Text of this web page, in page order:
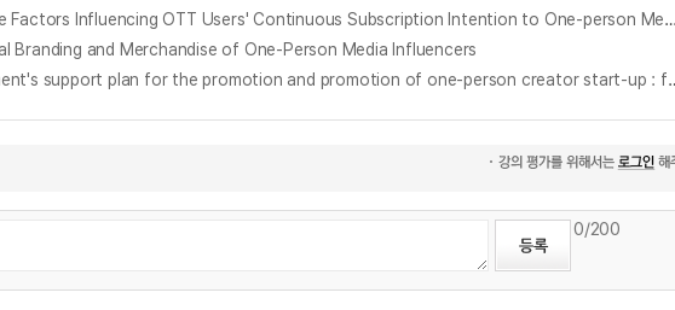
OTT 이용자 1인 미디어 지속 구독 의도에 미치는 영향 요인 연구 : 한국 유투브와 중국 빌리빌리 이용자를 중심으로 = A Study on the Factors Influencing
Branding and Merchandise of One-Person Media Influencers
1인 크리에이터 창업 촉진 및 육성을 위한 지자체의 지원방안에 대한 연구 :
0/200